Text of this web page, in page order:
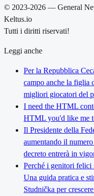
© 2023-2026 — General
Keltus.io
Tutti i diritti riservati!
Leggi anche
Per la Repubblica
campo anche la figlia
migliori giocatori del
I need the HTML
HTML you'd like me
Il Presidente della
aumentando il
decreto entrerà in
Perché i genitori felici
Una guida pratica e
Studnička per